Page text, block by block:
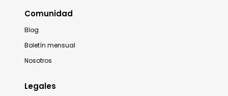
Comunidad
Blog
Boletín mensual
Nosotros
Legales